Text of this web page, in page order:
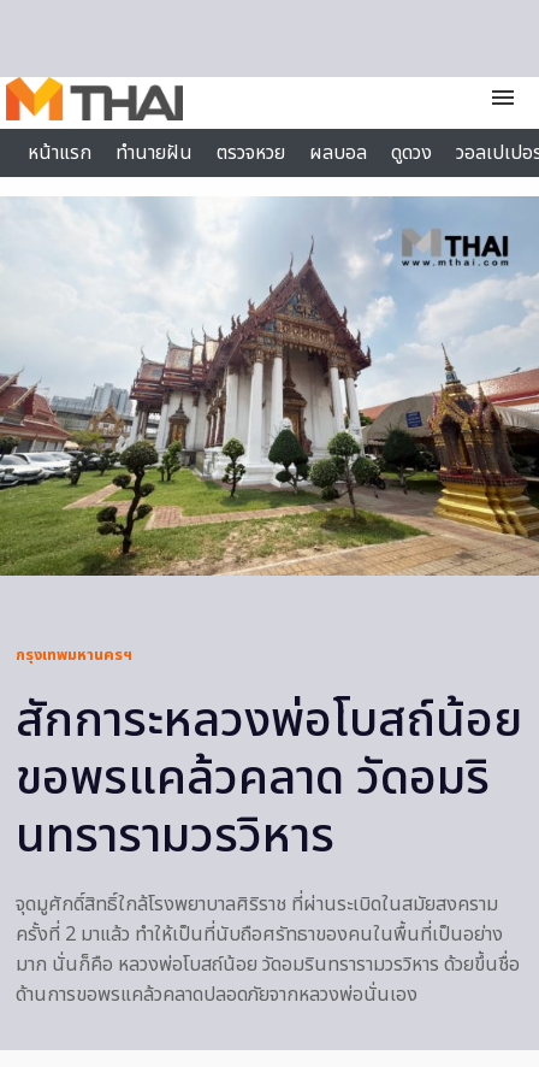
menu
หน้าแรก
ทำนายฝัน ตรวจหวย ผลบอล ดูดวง
วอลเปเป
ไลฟ์สไตล์
กรุงเทพมหานครฯ
สักการะหลวงพ่อโบสถ์น้อย
ขอพรแคล้วคลาด วัดอมริ
นทรารามวรวิหาร
จุดมูศักดิ์สิทธิ์ใกล้โรงพยาบาลศิริราช ที่ผ่านระเบิดในสมัยสงคราม
ครั้งที่ 2 มาแล้ว ทำให้เป็นที่นับถือศรัทธาของคนในพื้นที่เป็นอย่าง
มาก นั่นก็คือ หลวงพ่อโบสถ์น้อย วัดอมรินทรารามวรวิหาร ด้วยขึ้นชื่อ
ด้านการขอพรแคล้วคลาดปลอดภัยจากหลวงพ่อนั่นเอง